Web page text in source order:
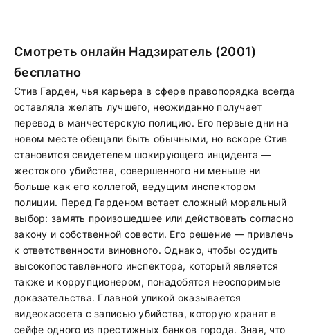
Смотреть онлайн Надзиратель (2001)
бесплатно
Стив Гарден, чья карьера в сфере правопорядка всегда
оставляла желать лучшего, неожиданно получает
перевод в манчестерскую полицию. Его первые дни на
новом месте обещали быть обычными, но вскоре Стив
становится свидетелем шокирующего инцидента —
жестокого убийства, совершенного ни меньше ни
больше как его коллегой, ведущим инспектором
полиции. Перед Гарденом встает сложный моральный
выбор: замять произошедшее или действовать согласно
закону и собственной совести. Его решение — привлечь
к ответственности виновного. Однако, чтобы осудить
высокопоставленного инспектора, который является
также и коррупционером, понадобятся неоспоримые
доказательства. Главной уликой оказывается
видеокассета с записью убийства, которую хранят в
сейфе одного из престижных банков города. Зная, что